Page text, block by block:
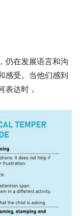
仍在发展语言和沟
感受。当他们感到
表达时，